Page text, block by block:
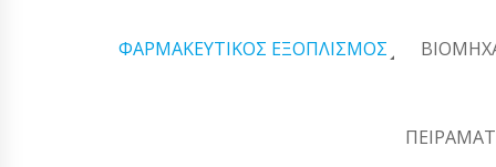
ΦΑΡΜΑΚΕΥΤΙΚΌΣ ΕΞΟΠΛΙΣΜΌΣ